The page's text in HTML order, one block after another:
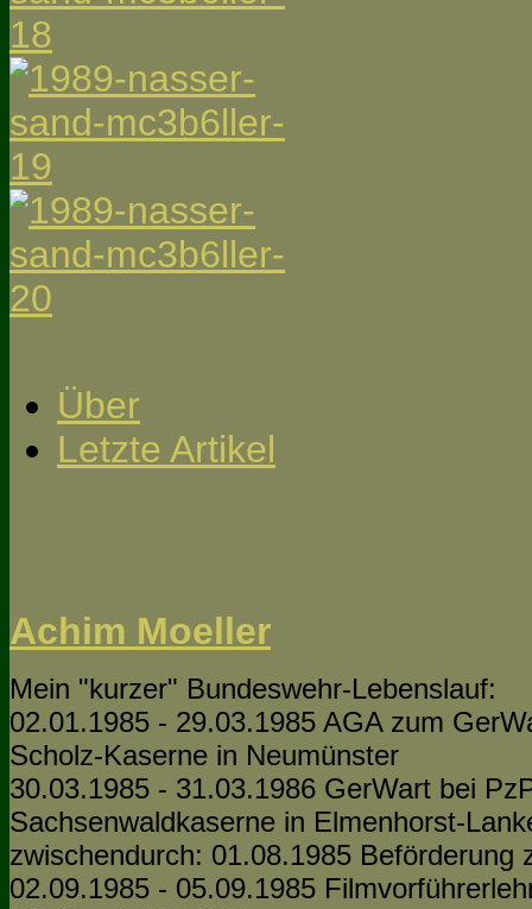
Über
Letzte Artikel
Achim Moeller
Mein "kurzer" Bundeswehr-Lebenslauf:
02.01.1985 - 29.03.1985 AGA zum
Scholz-Kaserne in Neumünster
30.03.1985 - 31.03.1986 GerWart bei
Sachsenwaldkaserne in Elmenhorst-
zwischendurch: 01.08.1985 Beförderung
02.09.1985 - 05.09.1985